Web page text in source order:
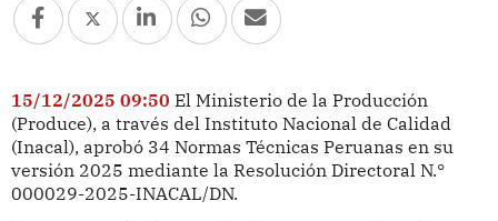
15/12/2025 09:50 El Ministerio de la Producción
(Produce), a través del Instituto Nacional de Calidad
(Inacal), aprobó 34 Normas Técnicas Peruanas en su
versión 2025 mediante la Resolución Directoral N.°
000029-2025-INACAL/DN.